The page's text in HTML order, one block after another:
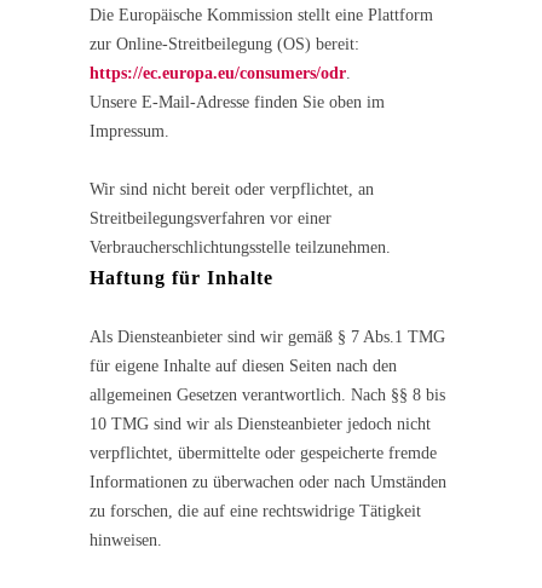
Die Europäische Kommission stellt eine Plattform
zur Online-Streitbeilegung (OS) bereit:
https://ec.europa.eu/consumers/odr.
Unsere E-Mail-Adresse finden Sie oben im
Impressum.
Wir sind nicht bereit oder verpflichtet, an
Streitbeilegungsverfahren vor einer
Verbraucherschlichtungsstelle teilzunehmen.
Haftung für Inhalte
Als Diensteanbieter sind wir gemäß § 7 Abs.1 TMG
für eigene Inhalte auf diesen Seiten nach den
allgemeinen Gesetzen verantwortlich. Nach §§ 8 bis
10 TMG sind wir als Diensteanbieter jedoch nicht
verpflichtet, übermittelte oder gespeicherte fremde
Informationen zu überwachen oder nach Umständen
zu forschen, die auf eine rechtswidrige Tätigkeit
hinweisen.